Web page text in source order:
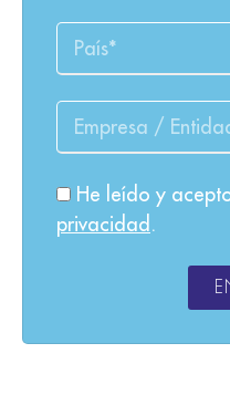
He leído y
privacidad .